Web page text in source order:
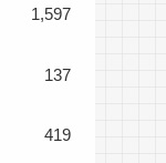
1,597
137
419